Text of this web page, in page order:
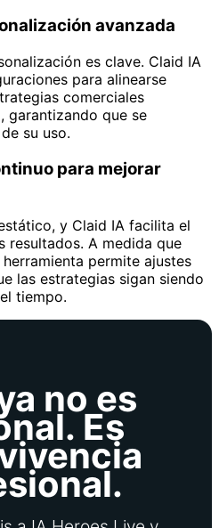
avanzada
es clave. Claid IA
para alinearse
comerciales
garantizando que se
su uso.
para mejorar
y Claid IA facilita el
resultados. A medida que
permite ajustes
las estrategias sigan siendo
tiempo.
no es
Es